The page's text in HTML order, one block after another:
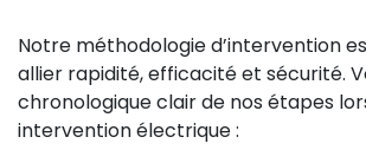
Notre méthodologie d’intervention
allier rapidité, efficacité et sécurité.
chronologique clair de nos étapes
intervention électrique :